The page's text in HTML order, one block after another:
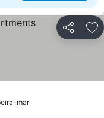
Partilhar
mar